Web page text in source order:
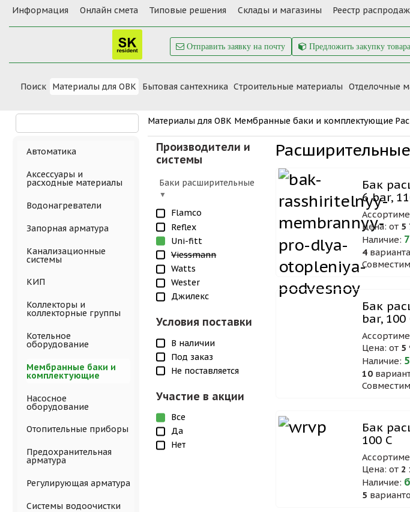
Информация Онлайн смета Типовые решения Склады и магазины Реестр распродаж
Отправить заявку на почту Предложить закупку товара
Поиск Материалы для ОВК Бытовая сантехника Cтроительные материалы Отделочные
Материалы для ОВК Мембранные баки и комплектующие
Производители и
системы
Баки расширительные
Flamco
Reflex
Uni-fitt
Viessmann
Watts
Wester
Джилекс
Условия поставки
В наличии
Под заказ
Не поставляется
Участие в акции
Все
Да
Нет
Бак
6 bar,
Цена: от 5
Наличие:
4 варианта
Бак
bar, 100
Цена: от 5
Наличие:
10
Бак
100 C
Цена: от 2
Наличие:
5
Автоматика
Аксессуары и
расходные материалы
Водонагреватели
Запорная арматура
Канализационные
системы
КИП
Коллекторы и
коллекторные группы
Котельное
оборудование
Мембранные баки и
комплектующие
Насосное
оборудование
Отопительные приборы
Предохранительная
арматура
Регулирующая арматура
Системы водоочистки